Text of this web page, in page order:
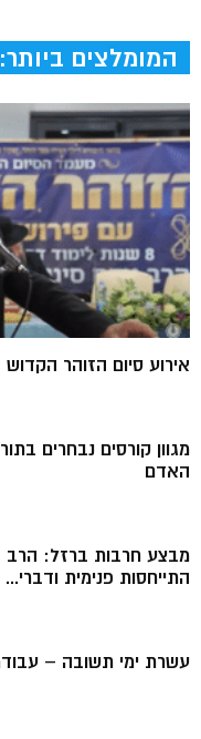
המומלצים ביותר:
אירוע סיום הזוהר
מגוון קורסים נבחרים
האדם
מבצע חרבות ברזל: הרב
התייחסות פנימית ודברי...
עשרת ימי תשובה –